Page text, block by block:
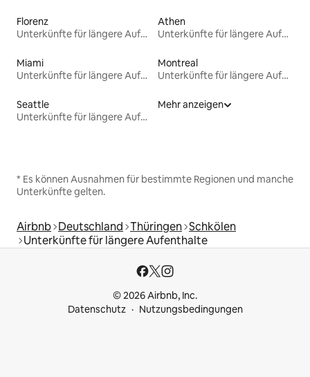
Florenz
Unterkünfte für längere Aufenthalte
Athen
Unterkünfte für längere Aufenthalte
Miami
Unterkünfte für längere Aufenthalte
Montreal
Unterkünfte für längere Aufenthalte
Seattle
Unterkünfte für längere Aufenthalte
Mehr anzeigen
* Es können Ausnahmen für bestimmte Regionen und manche
Unterkünfte gelten.
Airbnb Deutschland Thüringen Schkölen
Unterkünfte für längere Aufenthalte
© 2026 Airbnb, Inc.
Datenschutz
Nutzungsbedingungen